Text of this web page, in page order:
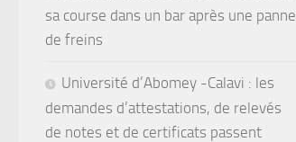
sa course dans un bar après une panne
de freins
Université d’Abomey -Calavi : les
demandes d’attestations, de relevés
de notes et de certificats passent